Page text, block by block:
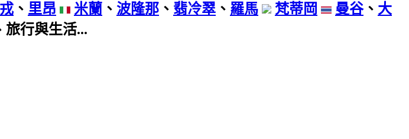
、 里昂 米蘭 、 波隆那 、 翡冷翠 、 羅馬 梵蒂岡 曼谷、 大
旅行與生活...